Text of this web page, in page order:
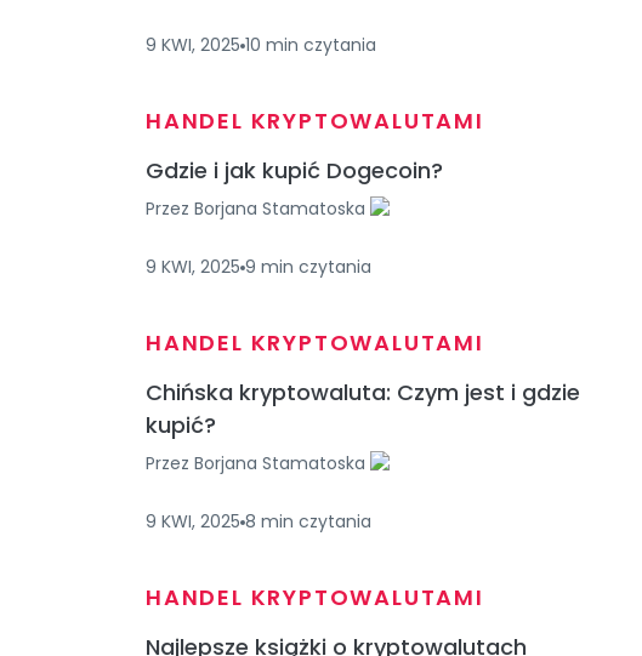
9 KWI, 2025 10 min czytania
HANDEL KRYPTOWALUTAMI
Gdzie i jak kupić Dogecoin?
Przez Borjana Stamatoska
9 KWI, 2025 9 min czytania
HANDEL KRYPTOWALUTAMI
Chińska kryptowaluta: Czym jest i gdzie
kupić?
Przez Borjana Stamatoska
9 KWI, 2025 8 min czytania
HANDEL KRYPTOWALUTAMI
Najlepsze książki o kryptowalutach